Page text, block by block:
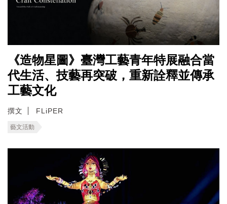
《造物星圖》臺灣工藝青年特展融合當
代生活、技藝再突破，重新詮釋並傳承
工藝文化
撰文 FLiPER
藝文活動